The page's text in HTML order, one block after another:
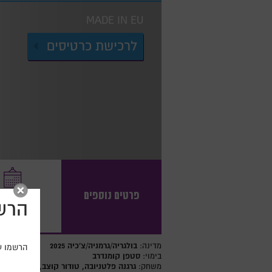
MADE IN EU
לרכישת כרטיסים
פרטים נוספים שבת, 6.6.26
מדינה: בולגריה/גרמניה/צ'כיה 2025
בימוי: סטפן קומנדרב
משחק: גרגנה פלטניובה, טודור קוצב, גראסים
הרשמו